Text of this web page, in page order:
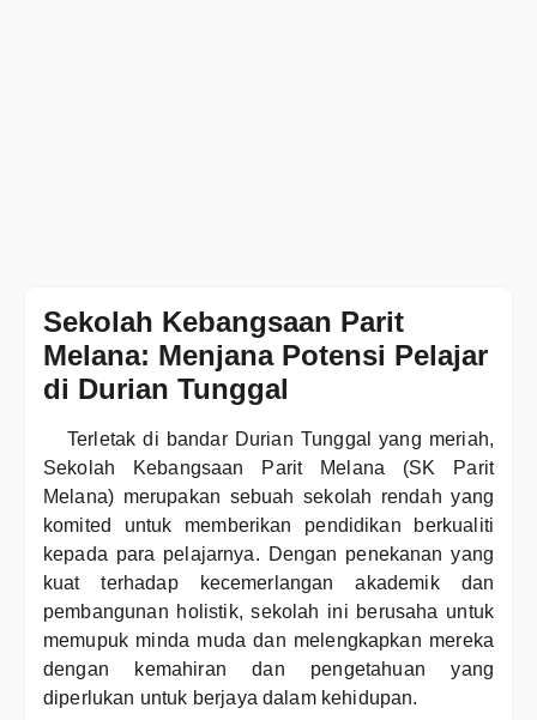
Sekolah Kebangsaan Parit
Melana: Menjana Potensi Pelajar
di Durian Tunggal
Terletak di bandar Durian Tunggal yang meriah,
Sekolah Kebangsaan Parit Melana (SK Parit
Melana) merupakan sebuah sekolah rendah yang
komited untuk memberikan pendidikan berkualiti
kepada para pelajarnya. Dengan penekanan yang
kuat terhadap kecemerlangan akademik dan
pembangunan holistik, sekolah ini berusaha untuk
memupuk minda muda dan melengkapkan mereka
dengan kemahiran dan pengetahuan yang
diperlukan untuk berjaya dalam kehidupan.